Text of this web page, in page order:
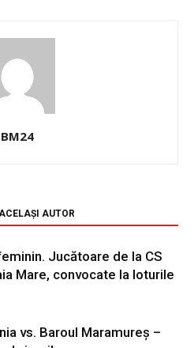
BM24
AUTOR
Jucătoare de la CS
Mare, convocate la loturile
vs. Baroul Maramureș –